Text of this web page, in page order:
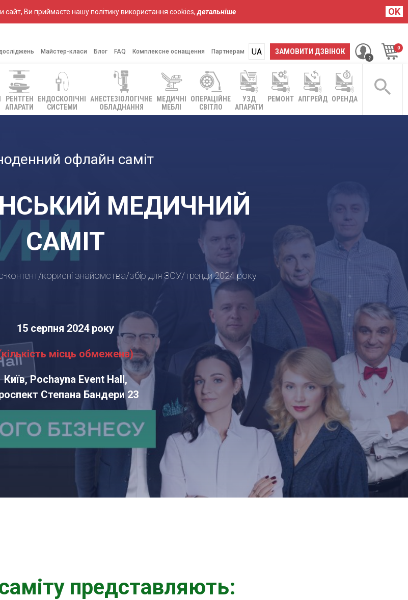
Ви приймаєте нашу політику використання cookies,детальніше OK
Майстер-класи Блог FAQ Комплексне оснащення Партнерам ЗАМОВИТИ ДЗВІНОК
UA
РЕНТГЕН
АПАРАТИ
ЕНДОСКОПІЧНІ
СИСТЕМИ
АНЕСТЕЗІОЛОГІЧНЕ
ОБЛАДНАННЯ
МЕДИЧНІ
МЕБЛІ
ОПЕРАЦІЙНЕ
СВІТЛО
УЗД
АПАРАТИ
РЕМОНТ АПГРЕЙД ОРЕНДА
офлайн саміт
МЕДИЧНИЙ
САМІТ
контент/корисні знайомства/збір для ЗСУ/тренди 2024 року
15 серпня 2024 року
місць обмежена)
Київ, Pochayna Event Hall,
Степана Бандери 23
представляють: